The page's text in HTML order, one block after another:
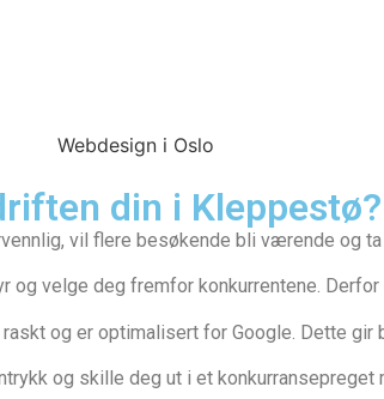
din i Kleppestø?
vil flere besøkende bli værende og ta
og velge deg fremfor konkurrentene.
og er optimalisert for Google. Dette
og skille deg ut i et konkurransepreget